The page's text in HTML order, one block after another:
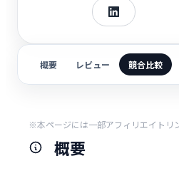
概要 レビュー 競合比較
※本ページには一部アフィリエイトリ
概要